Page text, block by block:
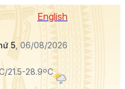
English
5, 06/08/2026
21.5-28.9ºC